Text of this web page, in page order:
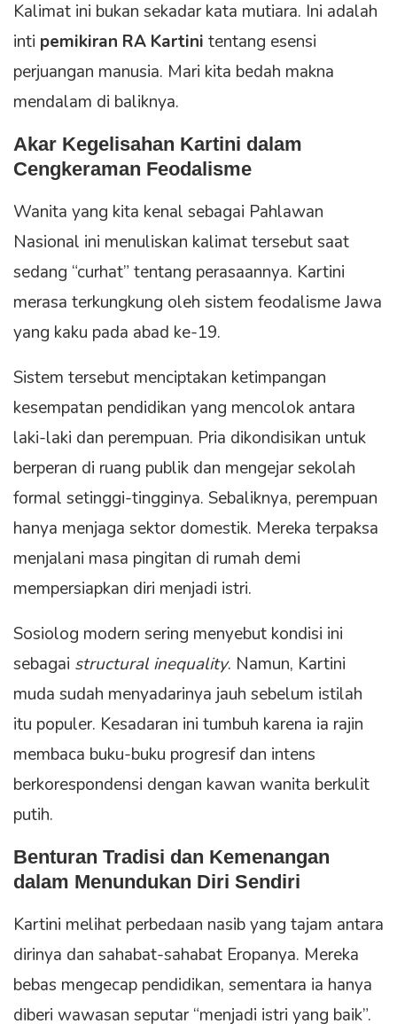
Kalimat ini bukan sekadar kata mutiara. Ini adalah
inti pemikiran RA Kartini tentang esensi
perjuangan manusia. Mari kita bedah makna
mendalam di baliknya.
Akar Kegelisahan Kartini dalam
Cengkeraman Feodalisme
Wanita yang kita kenal sebagai Pahlawan
Nasional ini menuliskan kalimat tersebut saat
sedang “curhat” tentang perasaannya. Kartini
merasa terkungkung oleh sistem feodalisme Jawa
yang kaku pada abad ke-19.
Sistem tersebut menciptakan ketimpangan
kesempatan pendidikan yang mencolok antara
laki-laki dan perempuan. Pria dikondisikan untuk
berperan di ruang publik dan mengejar sekolah
formal setinggi-tingginya. Sebaliknya, perempuan
hanya menjaga sektor domestik. Mereka terpaksa
menjalani masa pingitan di rumah demi
mempersiapkan diri menjadi istri.
Sosiolog modern sering menyebut kondisi ini
sebagai structural inequality. Namun, Kartini
muda sudah menyadarinya jauh sebelum istilah
itu populer. Kesadaran ini tumbuh karena ia rajin
membaca buku-buku progresif dan intens
berkorespondensi dengan kawan wanita berkulit
putih.
Benturan Tradisi dan Kemenangan
dalam Menundukan Diri Sendiri
Kartini melihat perbedaan nasib yang tajam antara
dirinya dan sahabat-sahabat Eropanya. Mereka
bebas mengecap pendidikan, sementara ia hanya
diberi wawasan seputar “menjadi istri yang baik”.